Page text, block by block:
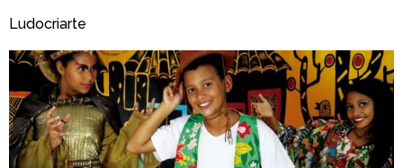
Ludocriarte